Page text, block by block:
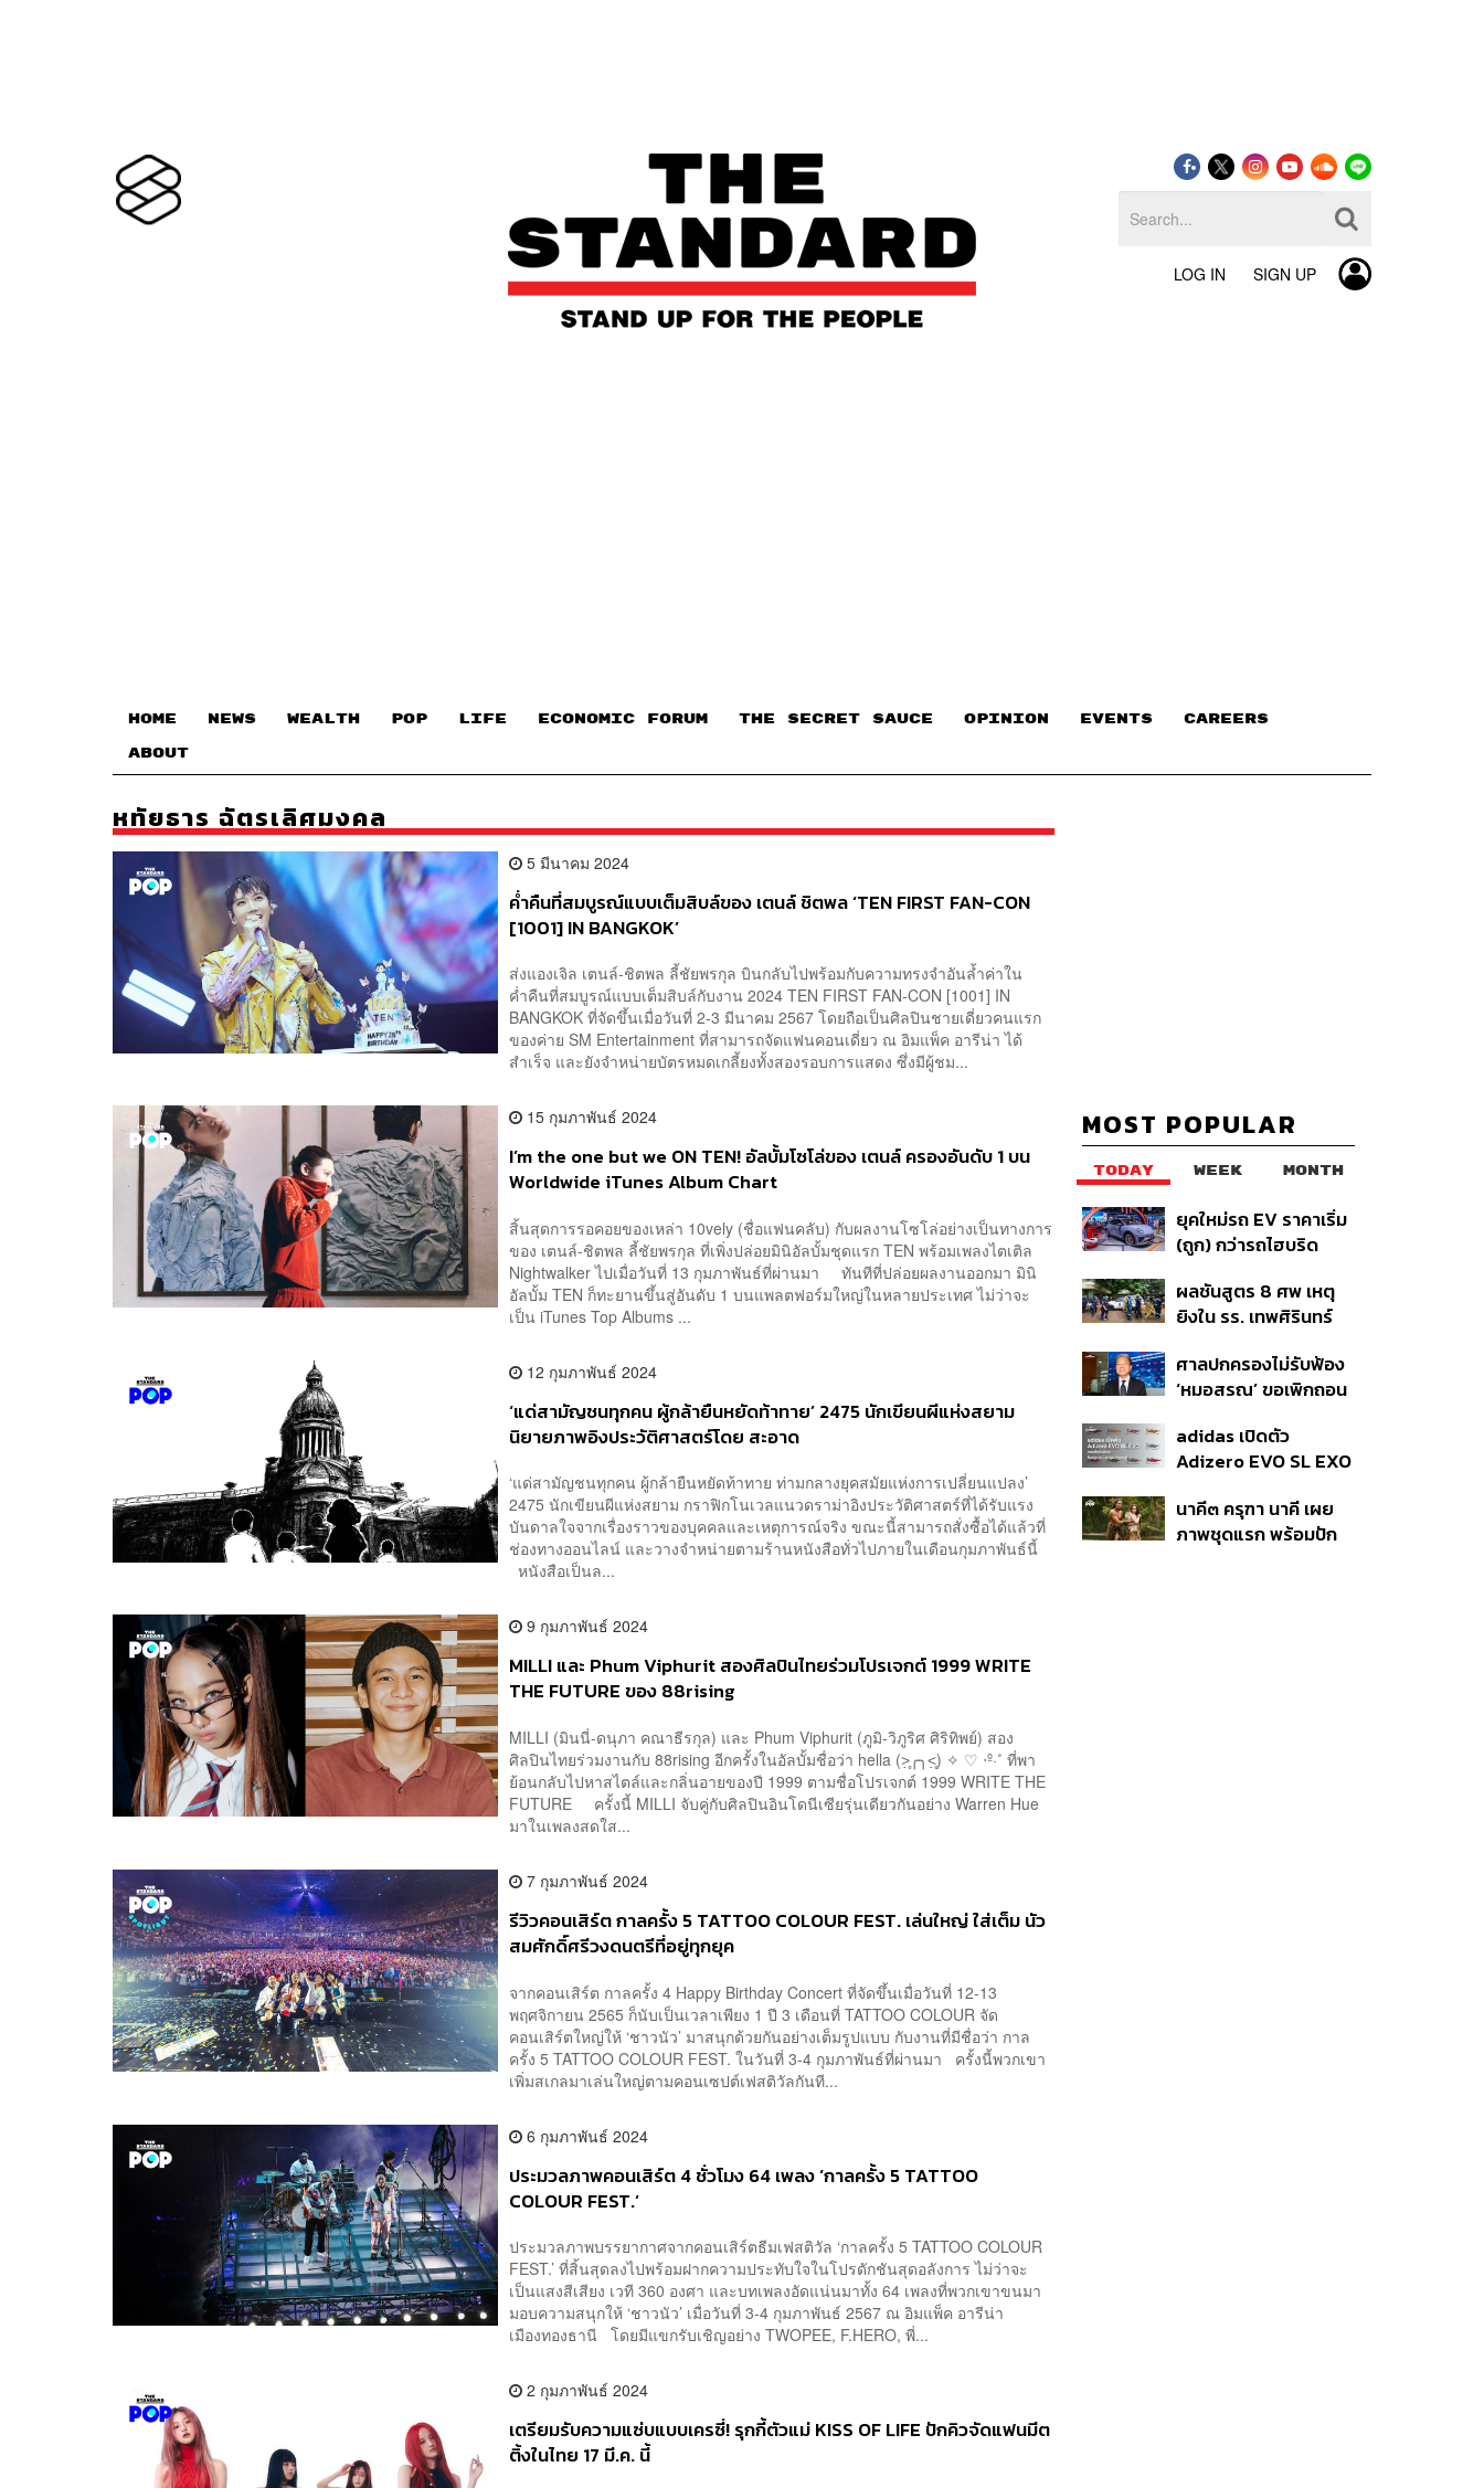
LOG IN SIGN UP
HOME NEWS WEALTH POP LIFE ECONOMIC FORUM THE SECRET SAUCE​ OPINION EVENTS CAREERS
ABOUT
หทัยธาร ฉัตรเลิศมงคล
5 มีนาคม 2024
ค่ำคืนที่สมบูรณ์แบบเต็มสิบล์ของ เตนล์ ชิตพล ‘TEN FIRST FAN-CON
[1001] IN BANGKOK’
ส่งแองเจิล เตนล์-ชิตพล ลี้ชัยพรกุล บินกลับไปพร้อมกับความทรงจำอันล้ำค่าใน
ค่ำคืนที่สมบูรณ์แบบเต็มสิบล์กับงาน 2024 TEN FIRST FAN-CON [1001] IN
BANGKOK ที่จัดขึ้นเมื่อวันที่ 2-3 มีนาคม 2567 โดยถือเป็นศิลปินชายเดี่ยวคนแรก
ของค่าย SM Entertainment ที่สามารถจัดแฟนคอนเดี่ยว ณ อิมแพ็ค อารีน่า ได้
สำเร็จ และยังจำหน่ายบัตรหมดเกลี้ยงทั้งสองรอบการแสดง ซึ่งมีผู้ชม...
15 กุมภาพันธ์ 2024
I’m the one but we ON TEN! อัลบั้มโซโล่ของ เตนล์ ครองอันดับ 1 บน
Worldwide iTunes Album Chart
สิ้นสุดการรอคอยของเหล่า 10vely (ชื่อแฟนคลับ) กับผลงานโซโล่อย่างเป็นทางการ
ของ เตนล์-ชิตพล ลี้ชัยพรกุล ที่เพิ่งปล่อยมินิอัลบั้มชุดแรก TEN พร้อมเพลงไตเติล
Nightwalker ไปเมื่อวันที่ 13 กุมภาพันธ์ที่ผ่านมา ทันทีที่ปล่อยผลงานออกมา มินิ
อัลบั้ม TEN ก็ทะยานขึ้นสู่อันดับ 1 บนแพลตฟอร์มใหญ่ในหลายประเทศ ไม่ว่าจะ
เป็น iTunes Top Albums ...
12 กุมภาพันธ์ 2024
‘แด่สามัญชนทุกคน ผู้กล้ายืนหยัดท้าทาย’ 2475 นักเขียนผีแห่งสยาม
นิยายภาพอิงประวัติศาสตร์โดย สะอาด
‘แด่สามัญชนทุกคน ผู้กล้ายืนหยัดท้าทาย ท่ามกลางยุคสมัยแห่งการเปลี่ยนแปลง’
2475 นักเขียนผีแห่งสยาม กราฟิกโนเวลแนวดราม่าอิงประวัติศาสตร์ที่ได้รับแรง
บันดาลใจจากเรื่องราวของบุคคลและเหตุการณ์จริง ขณะนี้สามารถสั่งซื้อได้แล้วที่
ช่องทางออนไลน์ และวางจำหน่ายตามร้านหนังสือทั่วไปภายในเดือนกุมภาพันธ์นี้
หนังสือเป็นล...
9 กุมภาพันธ์ 2024
MILLI และ Phum Viphurit สองศิลปินไทยร่วมโปรเจกต์ 1999 WRITE
THE FUTURE ของ 88rising
MILLI (มินนี่-ดนุภา คณาธีรกุล) และ Phum Viphurit (ภูมิ-วิภูริศ ศิริทิพย์) สอง
ศิลปินไทยร่วมงานกับ 88rising อีกครั้งในอัลบั้มชื่อว่า hella (˃̣̣̥╭╮˂̣̣̥) ✧ ♡ ‧º·˚ ที่พา
ย้อนกลับไปหาสไตล์และกลิ่นอายของปี 1999 ตามชื่อโปรเจกต์ 1999 WRITE THE
FUTURE ครั้งนี้ MILLI จับคู่กับศิลปินอินโดนีเซียรุ่นเดียวกันอย่าง Warren Hue
มาในเพลงสดใส...
7 กุมภาพันธ์ 2024
รีวิวคอนเสิร์ต กาลครั้ง 5 TATTOO COLOUR FEST. เล่นใหญ่ ใส่เต็ม นัว
สมศักดิ์ศรีวงดนตรีที่อยู่ทุกยุค
จากคอนเสิร์ต กาลครั้ง 4 Happy Birthday Concert ที่จัดขึ้นเมื่อวันที่ 12-13
พฤศจิกายน 2565 ก็นับเป็นเวลาเพียง 1 ปี 3 เดือนที่ TATTOO COLOUR จัด
คอนเสิร์ตใหญ่ให้ ‘ชาวนัว’ มาสนุกด้วยกันอย่างเต็มรูปแบบ กับงานที่มีชื่อว่า กาล
ครั้ง 5 TATTOO COLOUR FEST. ในวันที่ 3-4 กุมภาพันธ์ที่ผ่านมา ครั้งนี้พวกเขา
เพิ่มสเกลมาเล่นใหญ่ตามคอนเซปต์เฟสติวัลกันที...
6 กุมภาพันธ์ 2024
ประมวลภาพคอนเสิร์ต 4 ชั่วโมง 64 เพลง ‘กาลครั้ง 5 TATTOO
COLOUR FEST.’
ประมวลภาพบรรยากาศจากคอนเสิร์ตธีมเฟสติวัล ‘กาลครั้ง 5 TATTOO COLOUR
FEST.’ ที่สิ้นสุดลงไปพร้อมฝากความประทับใจในโปรดักชันสุดอลังการ ไม่ว่าจะ
เป็นแสงสีเสียง เวที 360 องศา และบทเพลงอัดแน่นมาทั้ง 64 เพลงที่พวกเขาขนมา
มอบความสนุกให้ ‘ชาวนัว’ เมื่อวันที่ 3-4 กุมภาพันธ์ 2567 ณ อิมแพ็ค อารีน่า
เมืองทองธานี โดยมีแขกรับเชิญอย่าง TWOPEE, F.HERO, พี่...
2 กุมภาพันธ์ 2024
เตรียมรับความแซ่บแบบเครซี่! รุกกี้ตัวแม่ KISS OF LIFE ปักคิวจัดแฟนมีต
ติ้งในไทย 17 มี.ค. นี้
MOST POPULAR
TODAY WEEK MONTH
ยุคใหม่รถ EV ราคาเริ่ม
(ถูก) กว่ารถไฮบริด
ลง - จีนแห่บุกตลาดเกิด
ใหม่
ผลชันสูตร 8 ศพ เหตุ
ยิงใน รร. เทพศิรินทร์
จุดสำคัญ ‘ศีรษะ-
หน้าอก’ ครูถูกยิง 4 นัด
ศาลปกครองไม่รับฟ้อง
‘หมอสรณ’ ขอเพิกถอน
ไม่ใช่ผู้เดือดร้อนเสีย
หาย
adidas เปิดตัว
Adizero EVO SL EXO
ฤดูกาล College
Football
นาคี๓ ครุฑา นาคี เผย
ภาพชุดแรก พร้อมปัก